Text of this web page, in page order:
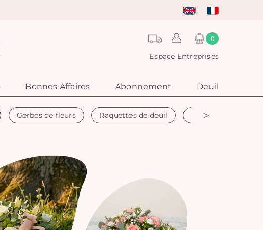
0
Espace Entreprises
Bonnes Affaires Abonnement Deuil
Gerbes de fleurs Raquettes de deuil Couronne funéraire
>